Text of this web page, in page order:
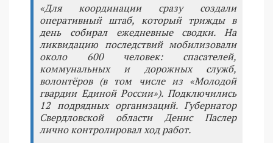
«Для координации сразу создали
оперативный штаб, который трижды в
день собирал ежедневные сводки. На
ликвидацию последствий мобилизовали
около 600 человек: спасателей,
коммунальных и дорожных служб,
волонтёров (в том числе из «Молодой
гвардии Единой России»). Подключились
12 подрядных организаций. Губернатор
Свердловской области Денис Паслер
лично контролировал ход работ.